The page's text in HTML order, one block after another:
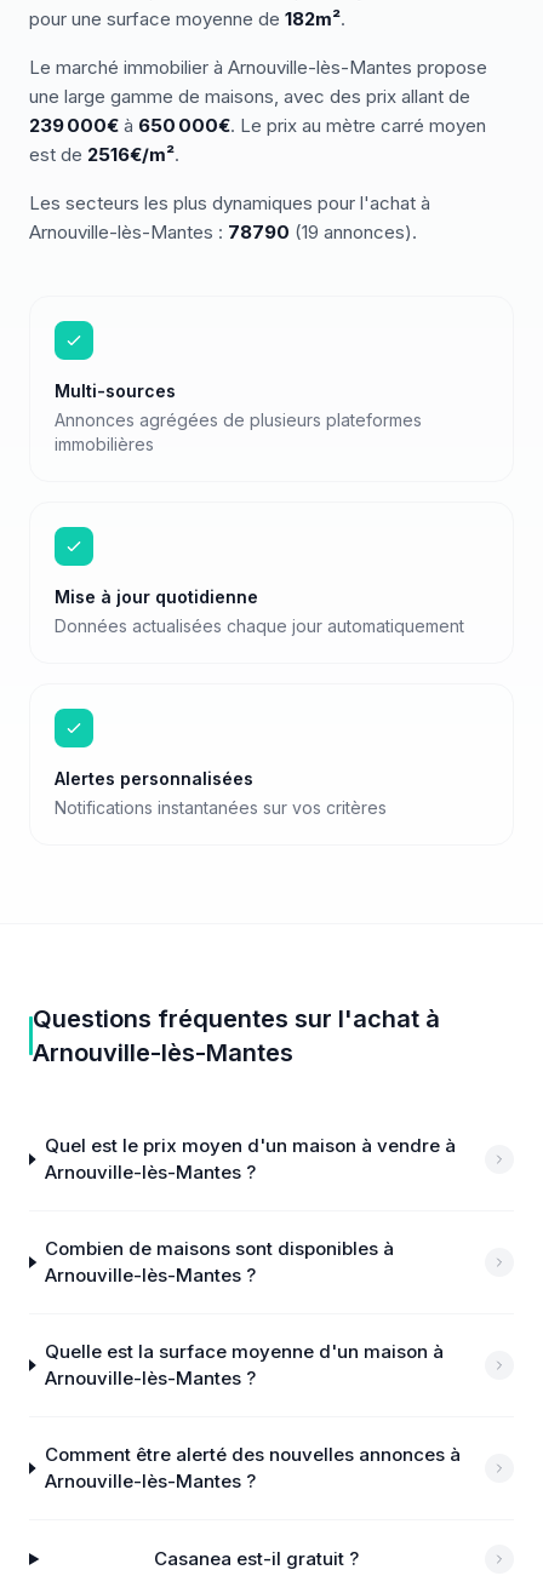
pour une surface moyenne de 182m².
Le marché immobilier à Arnouville-lès-Mantes propose
une large gamme de maisons, avec des prix allant de
239 000€ à 650 000€. Le prix au mètre carré moyen
est de 2516€/m².
Les secteurs les plus dynamiques pour l'achat à
Arnouville-lès-Mantes : 78790 (19 annonces).
Multi-sources
Annonces agrégées de plusieurs plateformes
immobilières
Mise à jour quotidienne
Données actualisées chaque jour automatiquement
Alertes personnalisées
Notifications instantanées sur vos critères
Questions fréquentes sur l'achatà
Arnouville-lès-Mantes
Quel est le prix moyen d'un maison à vendre à
Arnouville-lès-Mantes ?
Combien de maisons sont disponibles à
Arnouville-lès-Mantes ?
Quelle est la surface moyenne d'un maison à
Arnouville-lès-Mantes ?
Comment être alerté des nouvelles annonces à
Arnouville-lès-Mantes ?
Casanea est-il gratuit ?